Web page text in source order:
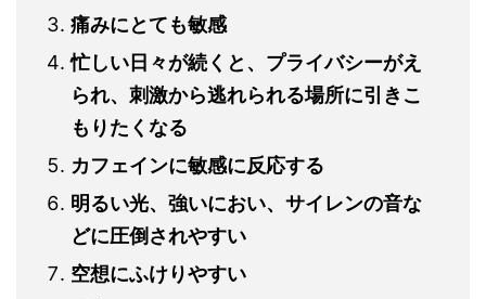
痛みにとても敏感
忙しい日々が続くと、プライバシーがえ
られ、刺激から逃れられる場所に引きこ
もりたくなる
カフェインに敏感に反応する
明るい光、強いにおい、サイレンの音な
どに圧倒されやすい
空想にふけりやすい